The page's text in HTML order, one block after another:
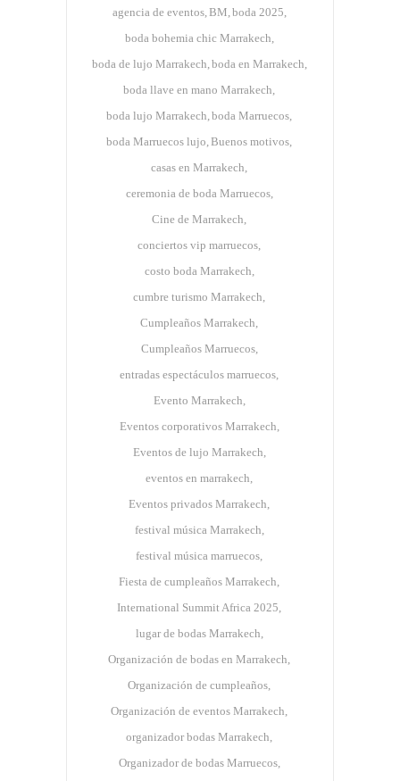
agencia de eventos BM boda 2025
boda bohemia chic Marrakech
boda de lujo Marrakech boda en Marrakech
boda llave en mano Marrakech
boda lujo Marrakech boda Marruecos
boda Marruecos lujo Buenos motivos
casas en Marrakech
ceremonia de boda Marruecos
Cine de Marrakech
conciertos vip marruecos
costo boda Marrakech
cumbre turismo Marrakech
Cumpleaños Marrakech
Cumpleaños Marruecos
entradas espectáculos marruecos
Evento Marrakech
Eventos corporativos Marrakech
Eventos de lujo Marrakech
eventos en marrakech
Eventos privados Marrakech
festival música Marrakech
festival música marruecos
Fiesta de cumpleaños Marrakech
International Summit Africa 2025
lugar de bodas Marrakech
Organización de bodas en Marrakech
Organización de cumpleaños
Organización de eventos Marrakech
organizador bodas Marrakech
Organizador de bodas Marruecos